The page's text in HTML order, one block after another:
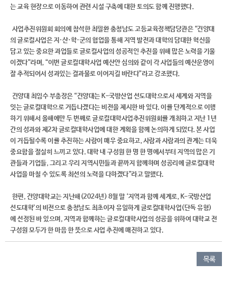
는 교육 현장으로 이동하여 관련 시설 구축에 대한 토의도 함께 진행했다.
사업추진위원회 회의에 참석한 최필환 충청남도 고등교육정책담당관은 “건양대
의 글로컬사업은 지·산·학·군의 협업을 통해 지역 발전과 대학의 담대한 혁신을
담고 있는 중요한 과업들로 글로컬사업의 성공적인 추진을 위해 많은 노력을 기울
이겠다”라며, “이번 글로컬대학사업 예산안 심의와 같이 각 사업들의 예산운영이
잘 추적되어서 성과있는 결과물로 이어지길 바란다”라고 강조했다.
건양대 최임수 부총장은 “건양대는 K-국방산업 선도대학으로서 세계와 지역을
잇는 글로컬대학으로 거듭나겠다는 비전을 제시한 바 있다. 이를 단계적으로 이행
하기 위해서 올해에만 두 번째로 글로컬대학사업추진위원회를 개최하고 지난 1년
간의 성과와 제2차 글로컬대학사업에 대한 계획을 함께 논의하게 되었다. 본 사업
이 거듭될수록 이를 추진하는 사람이 매우 중요하고, 사람과 사람과의 관계는 더욱
중요함을 절실히 느끼고 있다. 대학 내 구성원 한 명 한 명에서부터 지역의 많은 기
관들과 기업들, 그리고 우리 지역시민들과 끝까지 함께하며 성공리에 글로컬대학
사업을 마칠 수 있도록 최선의 노력을 다하겠다”라고 말했다.
한편, 건양대학교는 지난해(2024년) 8월 말 ‘지역과 함께 세계로, K-국방산업
선도대학’의 비전으로 충청남도 최초이자 유일하게 글로컬대학사업(단독 유형)
에 선정된 바 있으며, 지역과 함께하는 글로컬대학사업의 성공을 위하여 대학교 전
구성원 모두가 한 마음 한 뜻으로 사업 추진에 매진하고 있다.
목록